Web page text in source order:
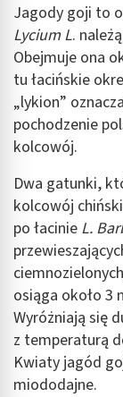
Jagody goji to
Lycium L.
Obejmuje ona
tu łacińskie
„lykion”
pochodzenie
kolcowój.
Dwa gatunki,
kolcowój
po łacinie L.
osiąga około 3
Wyróżniają się
z temperaturą
Kwiaty jagód
miododajne.